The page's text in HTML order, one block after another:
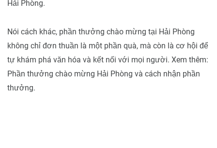
Hải Phòng.
Nói cách khác, phần thưởng chào mừng tại Hải Phòng
không chỉ đơn thuần là một phần quà, mà còn là cơ hội để
tự khám phá văn hóa và kết nối với mọi người. Xem thêm:
Phần thưởng chào mừng Hải Phòng và cách nhận phần
thưởng.